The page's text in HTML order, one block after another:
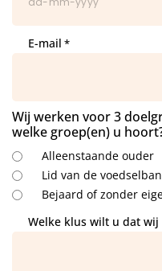
E-mail *
Wij werken voor 3
welke groep(en) u
Alleenstaande ouder
Lid van de
Bejaard of zonder
Welke klus wilt u dat wij